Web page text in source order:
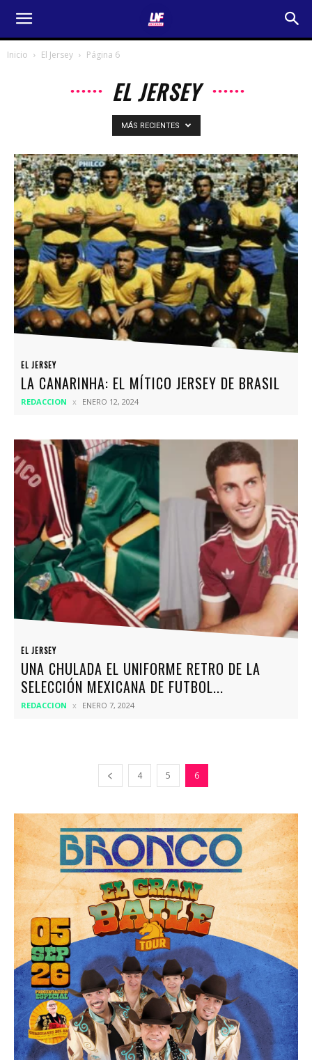
Inicio El Jersey Página 6
EL JERSEY
MÁS RECIENTES
EL JERSEY
LA CANARINHA: EL MÍTICO JERSEY DE BRASIL
REDACCION ENERO 12, 2024
EL JERSEY
UNA CHULADA EL UNIFORME RETRO DE LA
SELECCIÓN MEXICANA DE FUTBOL...
REDACCION ENERO 7, 2024
4 5 6